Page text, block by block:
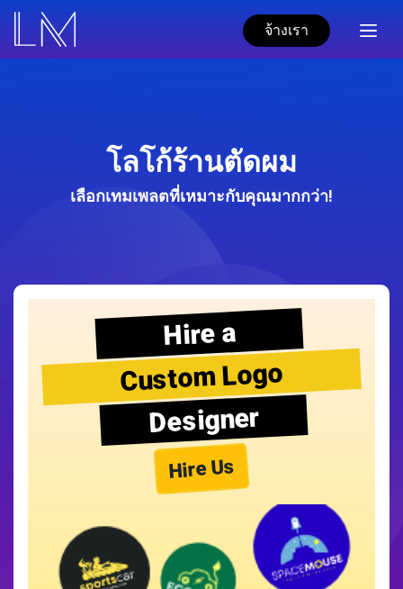
จ้างเรา
โลโก้ร้านตัดผม
เลือกเทมเพลตที่เหมาะกับคุณมากกว่า!
Hire a
Custom Logo
Designer
Hire Us